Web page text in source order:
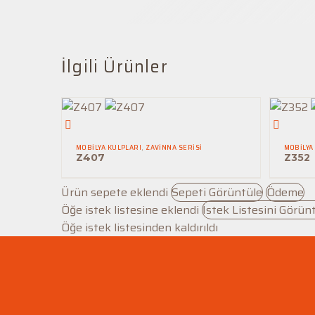
İlgili Ürünler
Z407
MOBILYA KULPLARI, ZAVINNA SERISI
Z407
Z352
Z352
Ürün sepete eklendi Sepeti Görüntüle Ödeme
Öğe istek listesine eklendi İstek Listesini
Öğe istek listesinden kaldırıldı